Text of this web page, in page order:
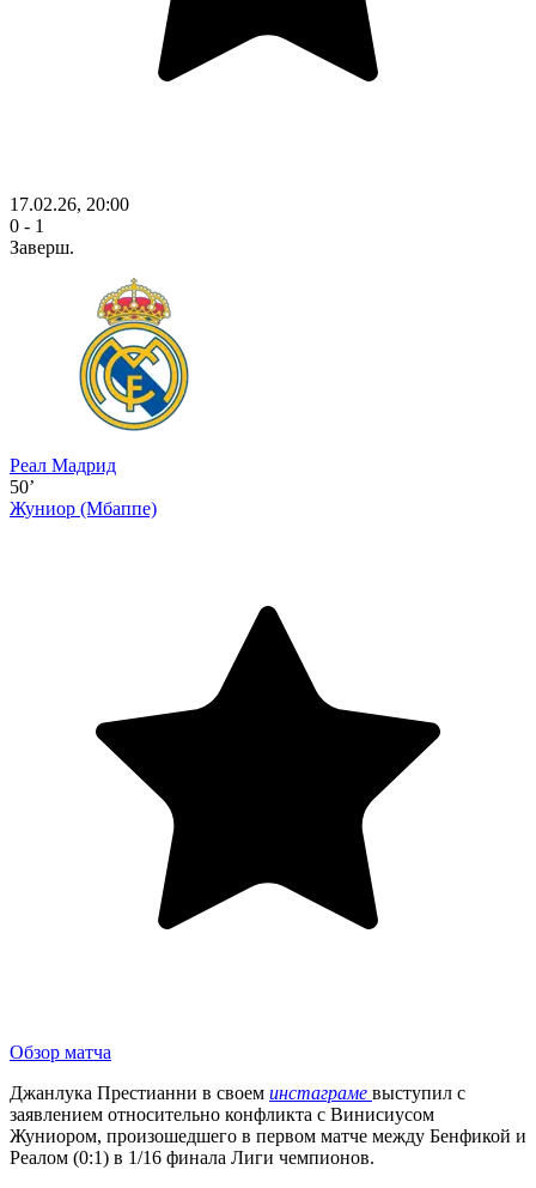
17.02.26, 20:00
0 - 1
Заверш.
Реал Мадрид
50’
Жуниор (Мбаппе)
Обзор матча
Джанлука Престианни в своем инстаграме выступил с
заявлением относительно конфликта с Винисиусом
Жуниором, произошедшего в первом матче между Бенфикой и
Реалом (0:1) в 1/16 финала Лиги чемпионов.